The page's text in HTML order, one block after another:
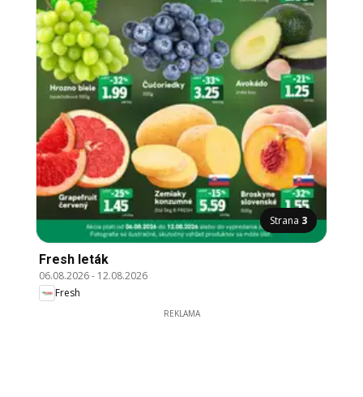
Strana 3
Fresh leták
06.08.2026- 12.08.2026
Fresh
REKLAMA